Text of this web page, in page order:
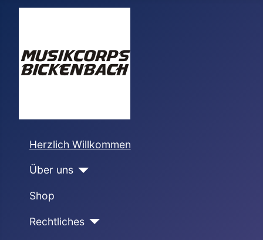
Herzlich Willkommen
Über uns
Shop
Rechtliches